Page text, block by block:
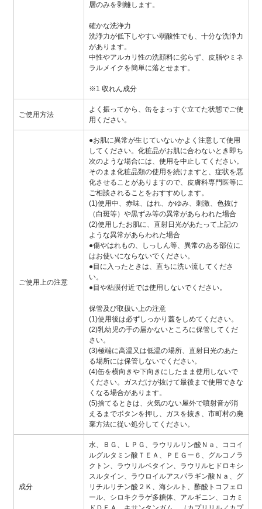
層のみを剥離します。
確かな洗浄力
洗浄力が低下しやすい弱酸性でも、十分な洗浄力
があります。
中性やアルカリ性の洗顔料に劣らず、皮脂やミネ
ラルメイクを簡単に落とせます。
※1 収れん成分
ご使用方法
よく振ってから、缶をまっすぐ立てた状態でご使
用ください。
ご使用上の注意
●お肌に異常が生じていないかよく注意して使用
してください。化粧品がお肌に合わないとき即ち
次のような場合には、使用を中止してください。
そのまま化粧品類の使用を続けますと、症状を悪
化させることがありますので、皮膚科専門医等に
ご相談されることをおすすめします。
(1)使用中、赤味、はれ、かゆみ、刺激、色抜け
（白斑等）や黒ずみ等の異常があらわれた場合
(2)使用したお肌に、直射日光があたって上記の
ような異常があらわれた場合
●傷やはれもの、しっしん等、異常のある部位に
はお使いにならないでください。
●目に入ったときは、直ちに洗い流してくださ
い。
●目や粘膜付近では使用しないでください。
保管及び取扱い上の注意
(1)使用後は必ずしっかり蓋をしめてください。
(2)乳幼児の手の届かないところに保管してくだ
さい。
(3)極端に高温又は低温の場所、直射日光のあた
る場所には保管しないでください。
(4)缶を横向きや下向きにしたまま使用しないで
ください。ガスだけが抜けて最後まで使用できな
くなる場合があります。
(5)捨てるときは、火気のない屋外で噴射音が消
えるまでボタンを押し、ガスを抜き、市町村の廃
棄方法に従い処分してください。
成分
水、ＢＧ、ＬＰＧ、ラウリルリン酸Ｎａ、ココイ
ルグルタミン酸ＴＥＡ、ＰＥＧー６、グルコノラ
クトン、ラウリルベタイン、ラウリルヒドロキシ
スルタイン、ラウロイルアスパラギン酸Ｎａ、グ
リチルリチン酸２Ｋ、海シルト、酢酸トコフェロ
ール、シロキクラゲ多糖体、アルギニン、コカミ